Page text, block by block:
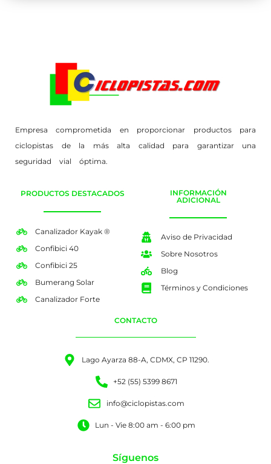
Empresa comprometida en proporcionar productos para
ciclopistas de la más alta calidad para garantizar una
seguridad vial óptima.
PRODUCTOS DESTACADOS
Canalizador Kayak ®
Confibici 40
Confibici 25
Bumerang Solar
Canalizador Forte
INFORMACIÓN
ADICIONAL
Aviso de Privacidad
Sobre Nosotros
Blog
Términos y Condiciones
CONTACTO
Lago Ayarza 88-A, CDMX, CP 11290.
+52 (55) 5399 8671
info@ciclopistas.com
Lun - Vie 8:00 am - 6:00 pm
Síguenos